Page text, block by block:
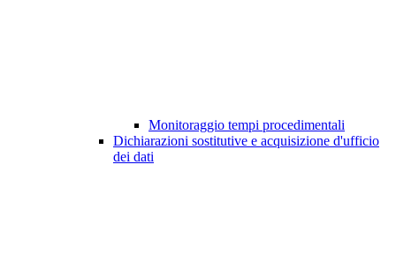
Monitoraggio tempi procedimentali
Dichiarazioni sostitutive e acquisizione d'ufficio
dei dati